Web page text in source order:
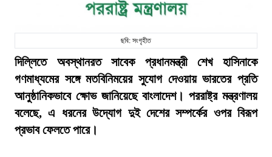
ছবি: সংগৃহীত
দিল্লিতে অবস্থানরত সাবেক প্রধানমন্ত্রী শেখ হাসিনাকে
গণমাধ্যমের সঙ্গে মতবিনিময়ের সুযোগ দেওয়ায় ভারতের প্রতি
আনুষ্ঠানিকভাবে ক্ষোভ জানিয়েছে বাংলাদেশ। পররাষ্ট্র মন্ত্রণালয়
বলেছে, এ ধরনের উদ্যোগ দুই দেশের সম্পর্কের ওপর বিরূপ
প্রভাব ফেলতে পারে।